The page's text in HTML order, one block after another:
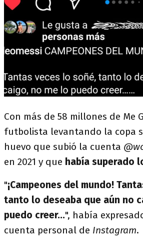
Con más de 58 millones de Me
futbolista levantando la copa
huevo que subió la cuenta
en 2021 y que había superado
"¡Campeones del mundo!
tanto lo deseaba que aún no
puedo creer...", había
cuenta personal de Instagram.